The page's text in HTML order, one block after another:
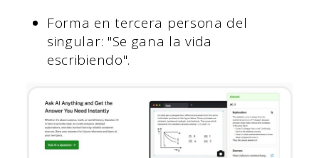
Forma en tercera persona del
singular: "Se gana la vida
escribiendo".